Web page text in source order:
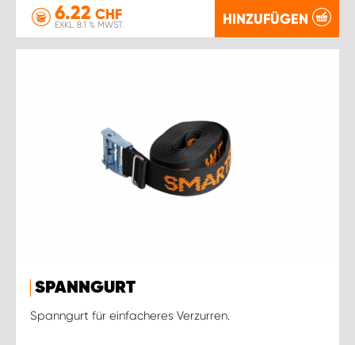
6.22 CHF
EXKL. 8.1 % MWST. HINZUFÜGEN
SPANNGURT
Spanngurt für einfacheres Verzurren.